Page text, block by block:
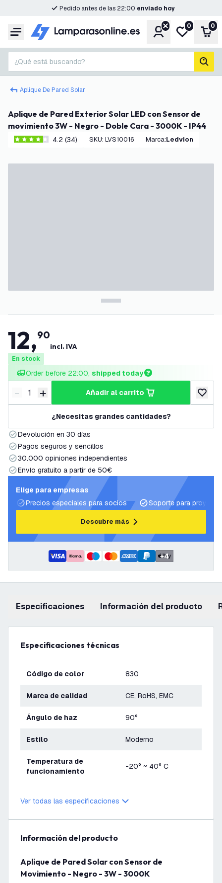
Pedido antes de las 22:00 enviado hoy
Menú CuentaMi lista de
0 0
¿Qué está buscando?
Aplique De Pared Solar
Aplique de Pared Exterior Solar LED con Sensor de
movimiento 3W - Negro - Doble Cara - 3000K - IP44
4.2 estrellas de puntuación
4.2 (34) SKU: LVS10016 Marca: Ledvion
12,90
incl. IVA
En stock
Order before 22:00, shipped today
Disminuir cantidad
- Aumentar cantidad
+ añadir al carrito
añadir
¿Necesitas grandes cantidades?
Devolución en 30 días
Pagos seguros y sencillos
30.000 opiniones independientes
Envío gratuito a partir de 50€
Elige para empresas
Precios especiales para socios
Soporte para
Descubre más
+4
Especificaciones información del producto
Especificaciones técnicas
Código de color 830
Marca de calidad CE, RoHS, EMC
Ángulo de haz 90°
Estilo Moderno
Temperatura de
funcionamiento
-20° ~ 40° C
Ver todas las especificaciones
información del producto
Aplique de Pared Solar con Sensor de
Movimiento - Negro - 3W - 3000K